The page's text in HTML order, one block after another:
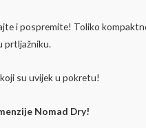
i pospremite! Toliko
prtljažniku.
su uvijek u pokretu!
Nomad Dry!